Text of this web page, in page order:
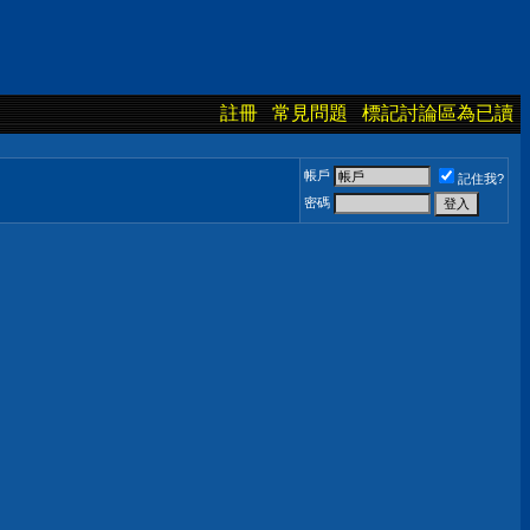
註冊 常見問題 標記討論區為已讀
帳戶
記住我?
密碼